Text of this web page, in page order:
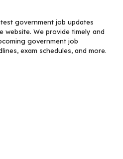
government job updates
website. We provide timely and
government job
exam schedules, and more.